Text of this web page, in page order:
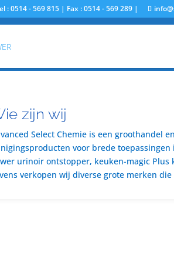
: 0514 - 569 815 | Fax : 0514 - 569 289 |
zijn wij
Select Chemie is een groothandel
voor brede
urinoir ontstopper, keuken-magic
verkopen wij diverse grote merken